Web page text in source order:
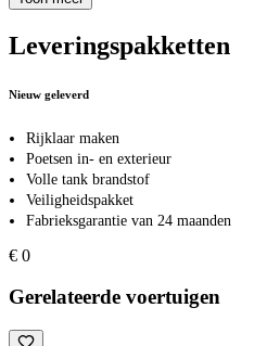
Leveringspakketten
Nieuw geleverd
Rijklaar maken
Poetsen in- en exterieur
Volle tank brandstof
Veiligheidspakket
Fabrieksgarantie van 24 maanden
€ 0
Gerelateerde voertuigen